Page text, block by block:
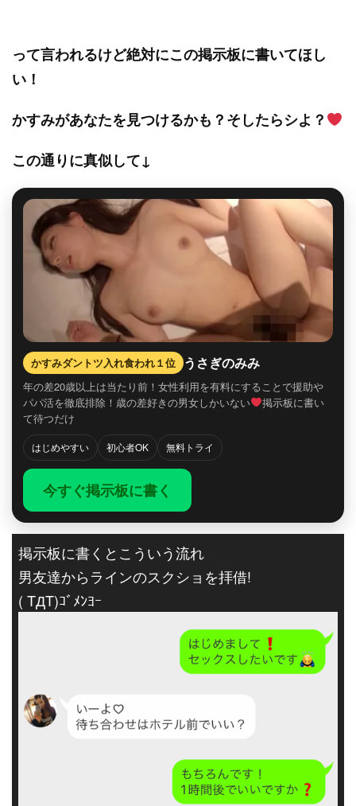
って言われるけど絶対にこの掲示板に書いてほし
い！
かすみがあなたを見つけるかも？そしたらシよ？
この通りに真似して↓
かすみダントツ入れ食われ１位 うさぎのみみ
年の差20歳以上は当たり前！女性利用を有料にすることで援助や
パパ活を徹底排除！歳の差好きの男女しかいない
掲示板に書い
て待つだけ
はじめやすい 初心者OK 無料トライ
今すぐ掲示板に書く
掲示板に書くとこういう流れ
男友達からラインのスクショを拝借!
( TДT)ｺﾞﾒﾝﾖｰ